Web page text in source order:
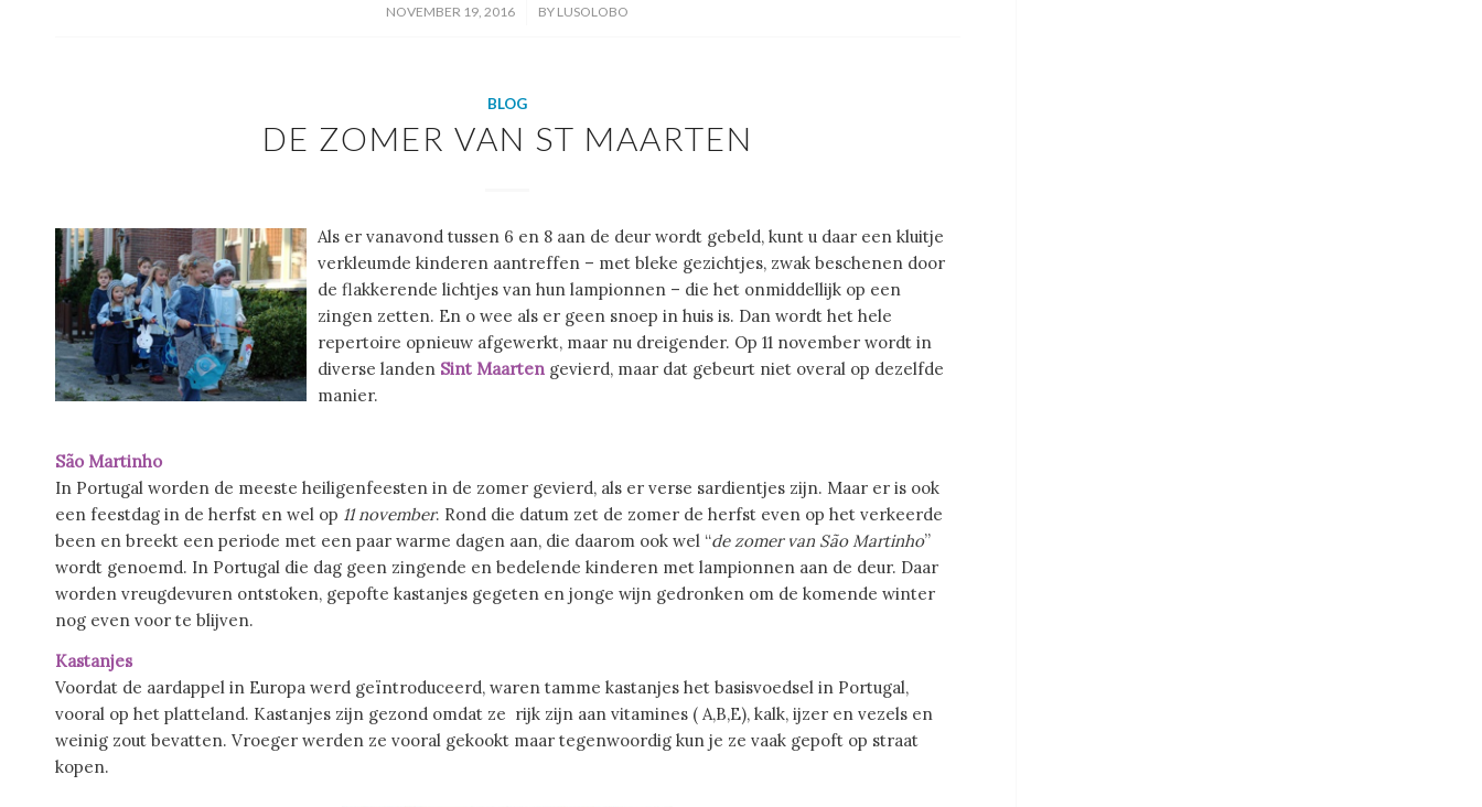
NOVEMBER 19, 2016
/ BY LUSOLOBO
BLOG
DE ZOMER VAN ST MAARTEN
Als er vanavond tussen 6 en 8 aan de deur wordt gebeld, kunt u daar een kluitje
verkleumde kinderen aantreffen – met bleke gezichtjes, zwak beschenen door
de flakkerende lichtjes van hun lampionnen – die het onmiddellijk op een
zingen zetten. En o wee als er geen snoep in huis is. Dan wordt het hele
repertoire opnieuw afgewerkt, maar nu dreigender. Op 11 november wordt in
diverse landen Sint Maarten gevierd, maar dat gebeurt niet overal op dezelfde
manier.
São Martinho
In Portugal worden de meeste heiligenfeesten in de zomer gevierd, als er verse sardientjes zijn. Maar er is ook
een feestdag in de herfst en wel op 11 november. Rond die datum zet de zomer de herfst even op het verkeerde
been en breekt een periode met een paar warme dagen aan, die daarom ook wel “de zomer van São Martinho”
wordt genoemd. In Portugal die dag geen zingende en bedelende kinderen met lampionnen aan de deur. Daar
worden vreugdevuren ontstoken, gepofte kastanjes gegeten en jonge wijn gedronken om de komende winter
nog even voor te blijven.
Kastanjes
Voordat de aardappel in Europa werd geïntroduceerd, waren tamme kastanjes het basisvoedsel in Portugal,
vooral op het platteland. Kastanjes zijn gezond omdat ze rijk zijn aan vitamines ( A,B,E), kalk, ijzer en vezels en
weinig zout bevatten. Vroeger werden ze vooral gekookt maar tegenwoordig kun je ze vaak gepoft op straat
kopen.